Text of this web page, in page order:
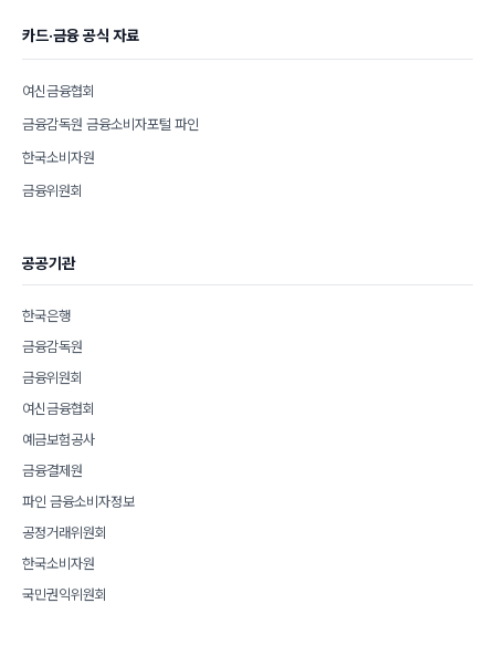
카드·금융 공식 자료
여신금융협회
금융감독원 금융소비자포털 파인
한국소비자원
금융위원회
공공기관
한국은행
금융감독원
금융위원회
여신금융협회
예금보험공사
금융결제원
파인 금융소비자정보
공정거래위원회
한국소비자원
국민권익위원회